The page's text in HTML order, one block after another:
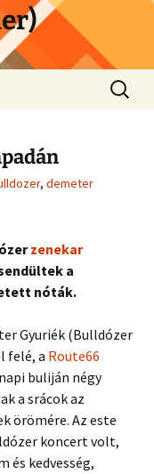
Search
for:
, demeter
zenekar
a
nóták.
Gyuriék (Bulldózer
felé, a Route66
buliján négy
a srácok az
örömére. Az este
koncert volt,
és kedvesség,